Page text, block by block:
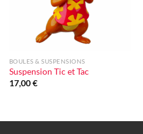
BOULES & SUSPENSIONS
Suspension Tic et Tac
17,00€